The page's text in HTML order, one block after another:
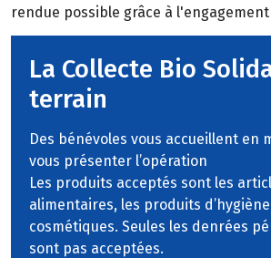
rendue possible grâce à
La Collecte Bio
terrain
Des bénévoles vous accueillent en
vous présenter l’opération
Les produits acceptés sont les
alimentaires, les produits
cosmétiques. Seules les denrées
sont pas acceptées.